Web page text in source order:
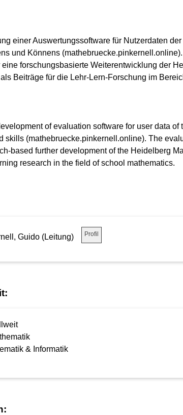
einer Auswertungssoftware für Nutzerdaten
und Könnens
forschungsbasierte Weiterentwicklung der
Beiträge für die Lehr-Lern-Forschung im
of evaluation software for user data
skills (mathebruecke.pinkernell.online). The
based further development of the Heidelberg
research in the field of school mathematics.
Guido (Leitung) Profil
& Informatik